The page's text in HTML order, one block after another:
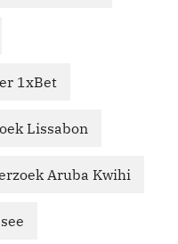
1xBet
Lissabon
Aruba Kwihi